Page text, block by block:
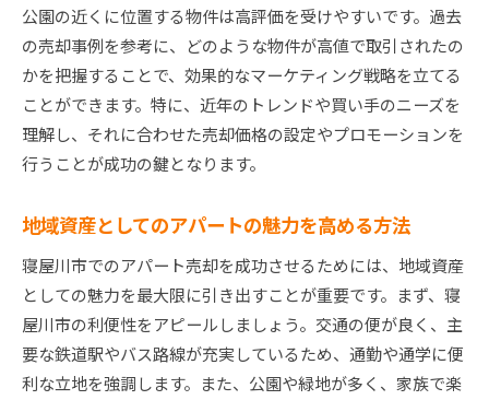
公園の近くに位置する物件は高評価を受けやすいです。過去
の売却事例を参考に、どのような物件が高値で取引されたの
かを把握することで、効果的なマーケティング戦略を立てる
ことができます。特に、近年のトレンドや買い手のニーズを
理解し、それに合わせた売却価格の設定やプロモーションを
行うことが成功の鍵となります。
地域資産としてのアパートの魅力を高める方法
寝屋川市でのアパート売却を成功させるためには、地域資産
としての魅力を最大限に引き出すことが重要です。まず、寝
屋川市の利便性をアピールしましょう。交通の便が良く、主
要な鉄道駅やバス路線が充実しているため、通勤や通学に便
利な立地を強調します。また、公園や緑地が多く、家族で楽